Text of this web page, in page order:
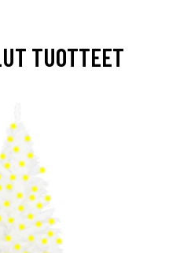
TUOTTEET